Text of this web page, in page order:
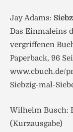
Jay Adams:
Das Einmaleins
vergriffenen
Paperback, 96
www.cbuch.de/
Siebzig-mal-
Wilhelm Busch:
(Kurzausgabe)